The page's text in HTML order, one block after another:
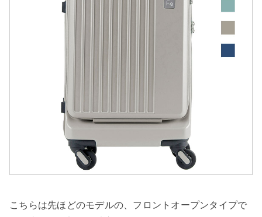
こちらは先ほどのモデルの、フロントオープンタイプで